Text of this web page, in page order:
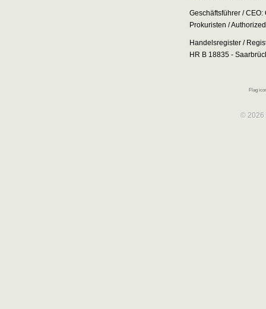
Geschäftsführer /
Prokuristen /
Handelsregister /
HR B 18835 -
Flag
© 2026